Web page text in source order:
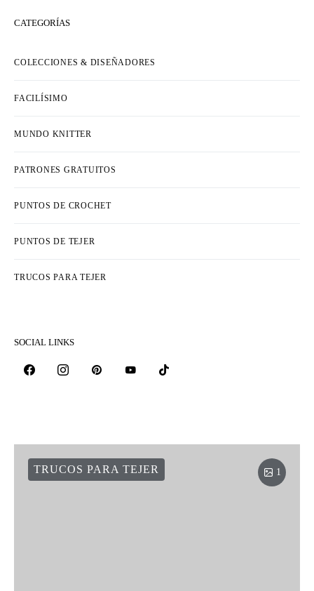
CATEGORÍAS
COLECCIONES & DISEÑADORES
FACILÍSIMO
MUNDO KNITTER
PATRONES GRATUITOS
PUNTOS DE CROCHET
PUNTOS DE TEJER
TRUCOS PARA TEJER
SOCIAL LINKS
1
TRUCOS PARA TEJER